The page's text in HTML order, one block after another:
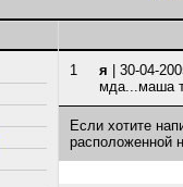
1 я | 30-04-
мда...маша
Если хотите
расположенной